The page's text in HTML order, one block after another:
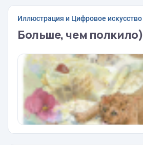
Иллюстрация и Цифровое искусство
Больше, чем полкило)